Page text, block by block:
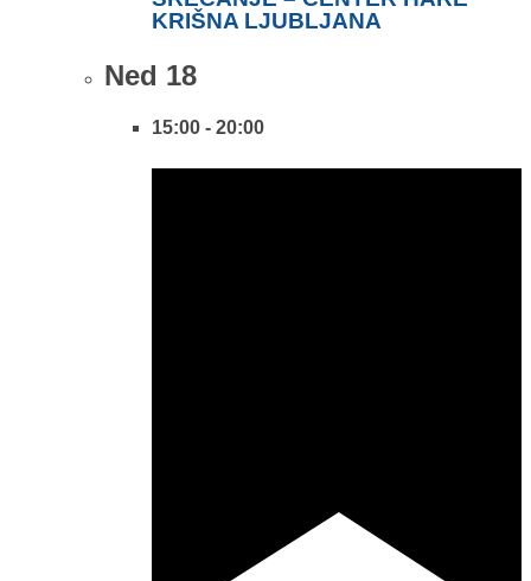
KRIŠNA LJUBLJANA
Ned 18
15:00 - 20:00